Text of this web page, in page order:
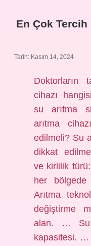
En Çok Tercih
Tarih: Kasım 14, 2024
Doktorların
cihazı
su arıtma
arıtma
edilmeli? Su
dikkat
ve kirlilik
her bölgede
Arıtma
değiştirme
alan. … Su
kapasitesi. …